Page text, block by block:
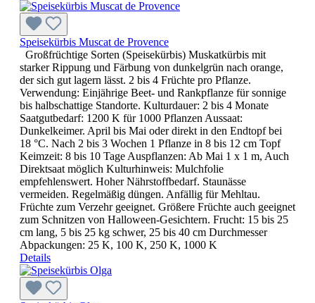
Speisekürbis Muscat de Provence
Großfrüchtige Sorten (Speisekürbis) Muskatkürbis mit
starker Rippung und Färbung von dunkelgrün nach orange,
der sich gut lagern lässt. 2 bis 4 Früchte pro Pflanze.
Verwendung: Einjährige Beet- und Rankpflanze für sonnige
bis halbschattige Standorte. Kulturdauer: 2 bis 4 Monate
Saatgutbedarf: 1200 K für 1000 Pflanzen Aussaat:
Dunkelkeimer. April bis Mai oder direkt in den Endtopf bei
18 °C. Nach 2 bis 3 Wochen 1 Pflanze in 8 bis 12 cm Topf
Keimzeit: 8 bis 10 Tage Auspflanzen: Ab Mai 1 x 1 m, Auch
Direktsaat möglich Kulturhinweis: Mulchfolie
empfehlenswert. Hoher Nährstoffbedarf. Staunässe
vermeiden. Regelmäßig düngen. Anfällig für Mehltau.
Früchte zum Verzehr geeignet. Größere Früchte auch geeignet
zum Schnitzen von Halloween-Gesichtern. Frucht: 15 bis 25
cm lang, 5 bis 25 kg schwer, 25 bis 40 cm Durchmesser
Abpackungen: 25 K, 100 K, 250 K, 1000 K
Details